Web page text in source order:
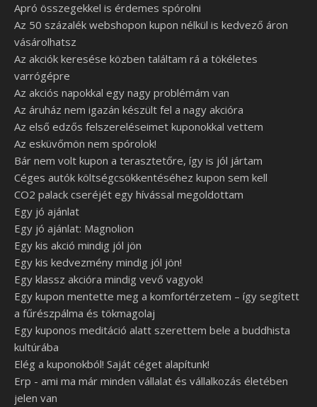
Apró összegekkel is érdemes spórolni
Az 50 százalék webshopon kupon nélkül is kedvező áron
vásárolhatsz
Az akciók keresése közben találtam rá a tökéletes
varrógépre
Az akciós napokkal egy nagy problémám van
Az áruház nem igazán készült fel a nagy akcióra
Az első edzős felszereléseimet kuponokkal vettem
Az esküvőmön nem spórolok!
Bár nem volt kupon a terasztetőre, így is jól jártam
Céges autók költségcsökkentéséhez kupon sem kell
CO2 palack cseréjét egy hívással megoldottam
Egy jó ajánlat
Egy jó ajánlat: Magnolion
Egy kis akció mindig jól jön
Egy kis kedvezmény mindig jól jön!
Egy klassz akcióra mindig vevő vagyok!
Egy kupon mentette meg a komfortérzetem – így segített
a fűrészpálma és tökmagolaj
Egy kuponos meditáció alatt szerettem bele a buddhista
kultúrába
Elég a kuponokból! Saját céget alapítunk!
Erp - ami ma már minden vállalat és vállalkozás életében
jelen van